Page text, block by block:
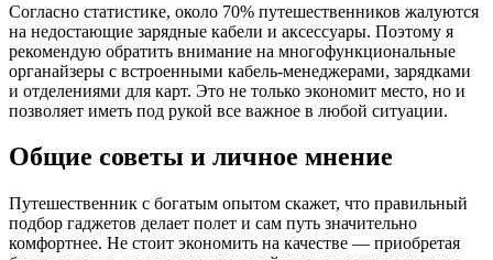
Согласно статистике, около 70% путешественников жалуются
на недостающие зарядные кабели и аксессуары. Поэтому я
рекомендую обратить внимание на многофункциональные
органайзеры с встроенными кабель-менеджерами, зарядками
и отделениями для карт. Это не только экономит место, но и
позволяет иметь под рукой все важное в любой ситуации.
Общие советы и личное мнение
Путешественник с богатым опытом скажет, что правильный
подбор гаджетов делает полет и сам путь значительно
комфортнее. Не стоит экономить на качестве — приобретая